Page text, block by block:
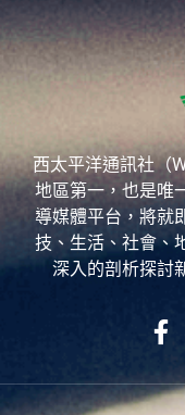
西太平洋通訊社（
地區第一，也是唯
導媒體平台，將就
技、生活、社會、
深入的剖析探討